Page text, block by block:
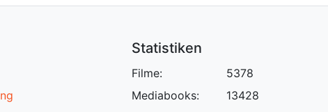
Statistiken
Filme:
Mediabooks:
5378
13428